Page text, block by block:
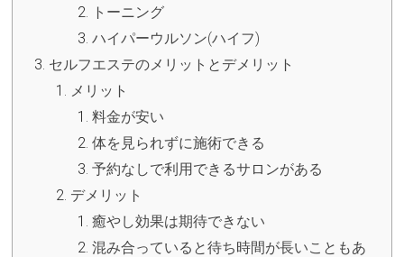
トーニング
ハイパーウルソン(ハイフ)
セルフエステのメリットとデメリット
メリット
料金が安い
体を見られずに施術できる
予約なしで利用できるサロンがある
デメリット
癒やし効果は期待できない
混み合っていると待ち時間が長いこともあ